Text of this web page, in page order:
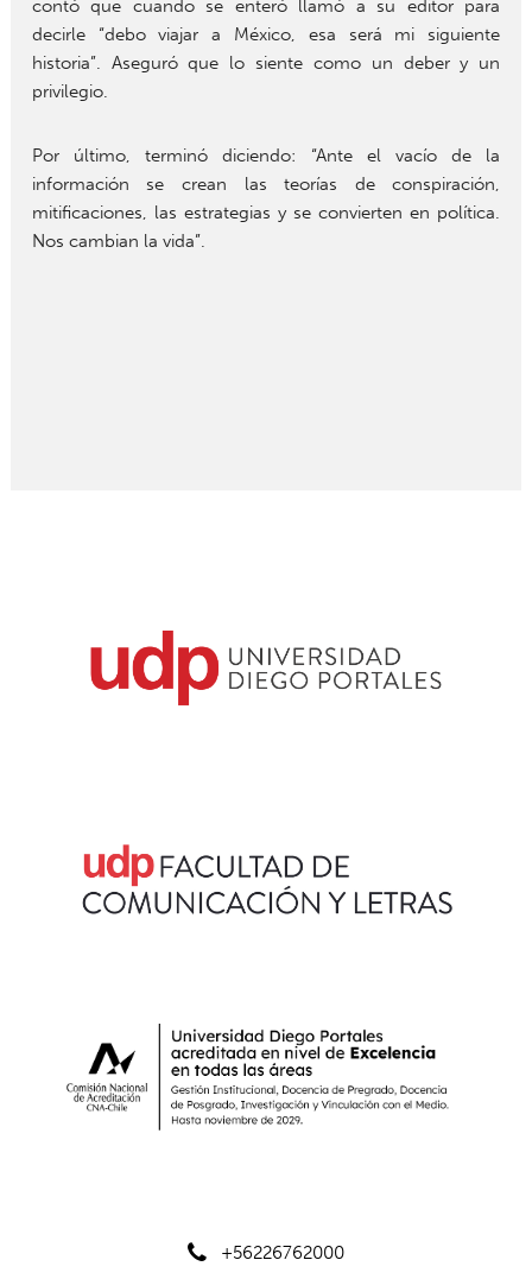
contó que cuando se enteró llamó a su editor para
decirle “debo viajar a México, esa será mi siguiente
historia”. Aseguró que lo siente como un deber y un
privilegio.
Por último, terminó diciendo: “Ante el vacío de la
información se crean las teorías de conspiración,
mitificaciones, las estrategias y se convierten en política.
Nos cambian la vida”.
+56226762000